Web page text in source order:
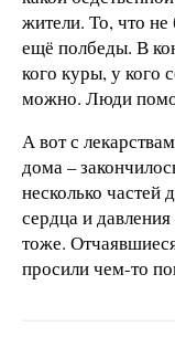
жители. То, что не
ещё полбеды. В
кого куры, у кого
можно. Люди
А вот с
дома –
несколько частей
сердца и
тоже.
просили чем-то